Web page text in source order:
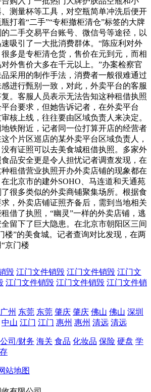
测量杯等工具，对空瓶简单冲洗后便开
打着“二手”“专柜撤柜清仓”标签的大牌
二手交易平台账号、微信号等途径，以
吸引了一大批消费群体。“陈应利对外
多是专柜清仓货，售价在元到元，而相
外售价大多在千元以上。”办案检察官
采用的制作手法，消费者一般很难通过
进行甄别一致，对此，外卖平台的客服
。客服人员表示无法告知这种租借执照
台要求，但她告诉记者，在外卖平台
核上线，往往要由区域负责人来决定。
铁附近，记者同一位打算开店的经营者
个片区巡店的某外卖平台区域负责人，
有证照可以去美食城租借执照。多家外
品安全更是令人担忧记者调查发现，在
租借营业执照开办外卖店铺的现象都在
北京市的建外SOHO、马连道和天通苑
很多类似的外卖商铺聚集场所。根据食
，外卖店铺证照齐备后，需到当地相关
借了执照，“幽灵”一样的外卖店铺，逃
留下了巨大隐患。在北京市朝阳区三间
楼”的美食城。记者查询对比发现，在两
京门楼
毁 江门文件销毁 江门文件销毁 江门文
江门文件销毁 江门文件销毁 江门文件销
广州 东莞 东莞 肇庆 肇庆 佛山 佛山 深圳
中山 江门 江门 惠州 惠州 清远 清远
公司/财务 海关 食品 化妆品 保险 硬盘 学
站地图